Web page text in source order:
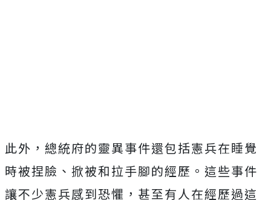
此外，總統府的靈異事件還包括憲兵在睡覺
時被捏臉、掀被和拉手腳的經歷。這些事件
讓不少憲兵感到恐懼，甚至有人在經歷過這